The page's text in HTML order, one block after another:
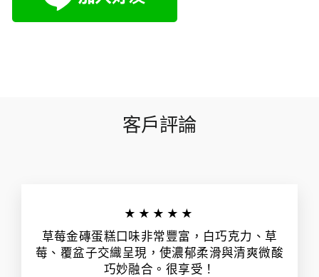
客戶評論
★★★★★
草莓金磚蛋糕口味非常豐富，白巧克力、草
莓、覆盆子交織呈現，使濃郁柔滑與清爽微酸
巧妙融合。很享受！